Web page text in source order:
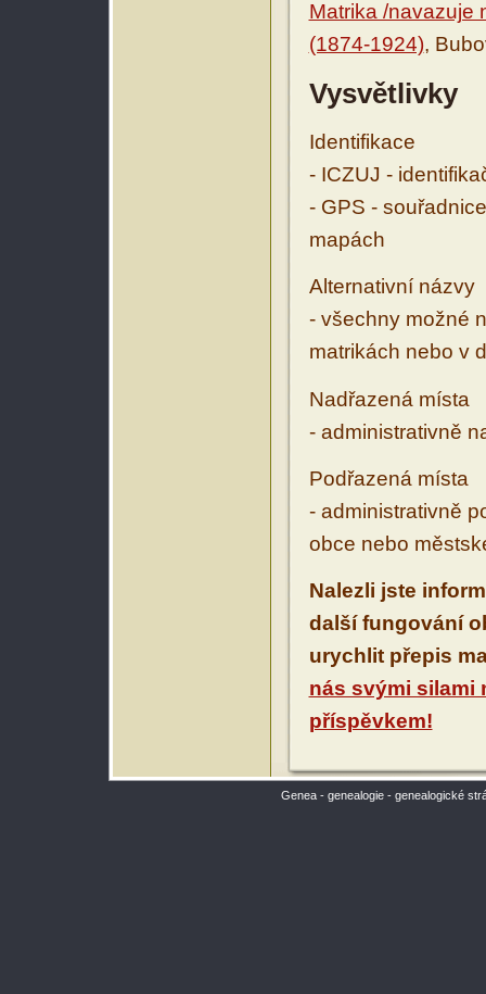
Matrika /navazuje
(1874-1924),
Vysvětlivky
Identifikace
- ICZUJ -
- GPS -
mapách
Alternativní názvy
- všechny možné
matrikách nebo v
Nadřazená místa
- administrativně
Podřazená místa
- administrativně
obce nebo
Nalezli jste
další fungování
urychlit přepis
nás svými silami
příspěvkem!
Genea - genealogie - genealogické